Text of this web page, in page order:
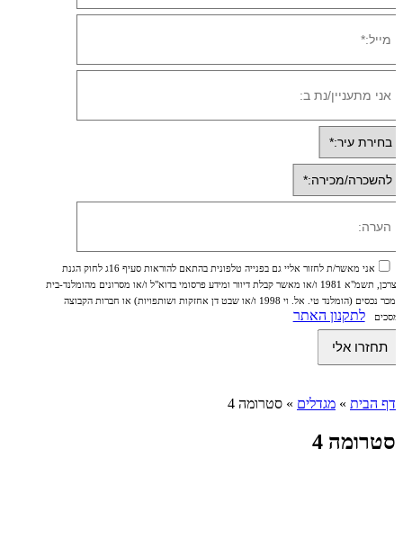
אני מאשר/ת לחזור אליי גם בפנייה טלפונית בהתאם להוראות סעיף 16ג לחוק הגנת
הצרכן, תשמ"א 1981 ו/או מאשר קבלת דיוור ומידע פרסומי בדוא"ל ו/או מסרונים מהומלנד-בית
ממכר נכסים (הומלנד טי. אל. וי 1998 ו/או שבט דן אחזקות ושותפויות) או חברות הקבוצה
ומסכים
לתקנון האתר
דף הבית » מגדלים » סטרומה 4
סטרומה 4